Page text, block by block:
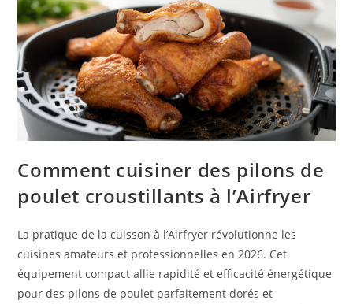
Comment cuisiner des pilons de
poulet croustillants à l’Airfryer
La pratique de la cuisson à l’Airfryer révolutionne les
cuisines amateurs et professionnelles en 2026. Cet
équipement compact allie rapidité et efficacité énergétique
pour des pilons de poulet parfaitement dorés et